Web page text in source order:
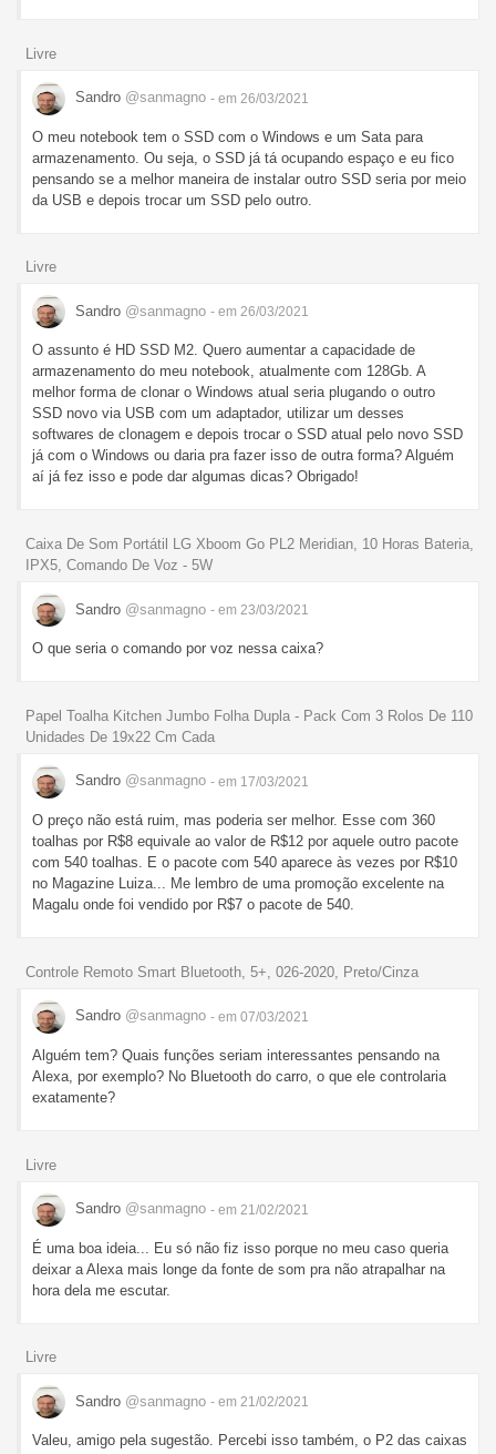
Livre
Sandro @sanmagno - em 26/03/2021
O meu notebook tem o SSD com o Windows e um Sata para
armazenamento. Ou seja, o SSD já tá ocupando espaço e eu fico
pensando se a melhor maneira de instalar outro SSD seria por meio
da USB e depois trocar um SSD pelo outro.
Livre
Sandro @sanmagno - em 26/03/2021
O assunto é HD SSD M2. Quero aumentar a capacidade de
armazenamento do meu notebook, atualmente com 128Gb. A
melhor forma de clonar o Windows atual seria plugando o outro
SSD novo via USB com um adaptador, utilizar um desses
softwares de clonagem e depois trocar o SSD atual pelo novo SSD
já com o Windows ou daria pra fazer isso de outra forma? Alguém
aí já fez isso e pode dar algumas dicas? Obrigado!
Caixa De Som Portátil LG Xboom Go PL2 Meridian, 10 Horas Bateria,
IPX5, Comando De Voz - 5W
Sandro @sanmagno - em 23/03/2021
O que seria o comando por voz nessa caixa?
Papel Toalha Kitchen Jumbo Folha Dupla - Pack Com 3 Rolos De 110
Unidades De 19x22 Cm Cada
Sandro @sanmagno - em 17/03/2021
O preço não está ruim, mas poderia ser melhor. Esse com 360
toalhas por R$8 equivale ao valor de R$12 por aquele outro pacote
com 540 toalhas. E o pacote com 540 aparece às vezes por R$10
no Magazine Luiza... Me lembro de uma promoção excelente na
Magalu onde foi vendido por R$7 o pacote de 540.
Controle Remoto Smart Bluetooth, 5+, 026-2020, Preto/Cinza
Sandro @sanmagno - em 07/03/2021
Alguém tem? Quais funções seriam interessantes pensando na
Alexa, por exemplo? No Bluetooth do carro, o que ele controlaria
exatamente?
Livre
Sandro @sanmagno - em 21/02/2021
É uma boa ideia... Eu só não fiz isso porque no meu caso queria
deixar a Alexa mais longe da fonte de som pra não atrapalhar na
hora dela me escutar.
Livre
Sandro @sanmagno - em 21/02/2021
Valeu, amigo pela sugestão. Percebi isso também, o P2 das caixas